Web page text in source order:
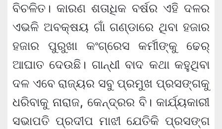
ବିଚଳିତ। କାରଣ ଶତାଧିକ ବର୍ଷର ଏହି ଦଳର
ଏଭଳି ଅବକ୍ଷୟ ଗାଁ ଗଣ୍ଡାରେ ଥିବା ହଜାର
ହଜାର ପୁରୁଖା କଂଗ୍ରେସ କର୍ମୀଙ୍କୁ ଢେର୍
ଆଘାତ ଦେଉଛି। ଗାନ୍ଧୀ ବାଦ କଥା କହୁଥିବା
ଦଳ ଏବେ ରାଜ୍ୟର ସବୁ ପ୍ରମୁଖ ପ୍ରସଙ୍ଗକୁ
ଧରିବାକୁ ନାରାଜ, କେନ୍ଦ୍ରର ବି। କାର୍ଯ୍ୟକାରୀ
ସଭାପତି ପ୍ରଦୀପ ମାଝୀ ଯେତିକି ପ୍ରସଙ୍ଗ